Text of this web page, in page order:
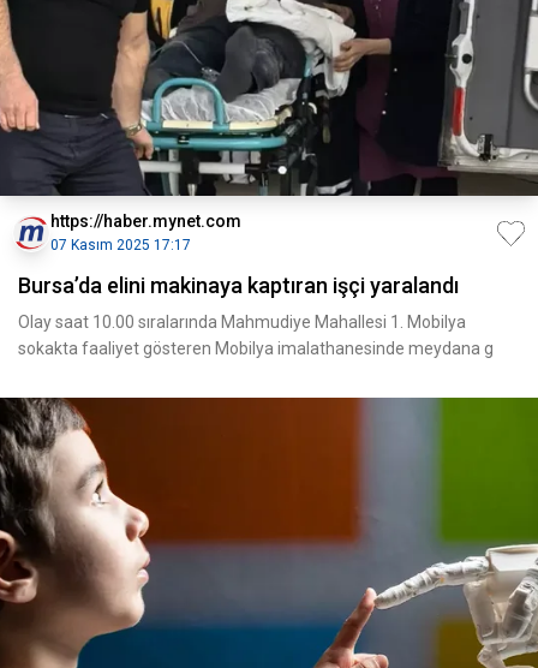
https://haber.mynet.com
07 Kasım 2025 17:17
Bursa’da elini makinaya kaptıran işçi yaralandı
Olay saat 10.00 sıralarında Mahmudiye Mahallesi 1. Mobilya
sokakta faaliyet gösteren Mobilya imalathanesinde meydana g